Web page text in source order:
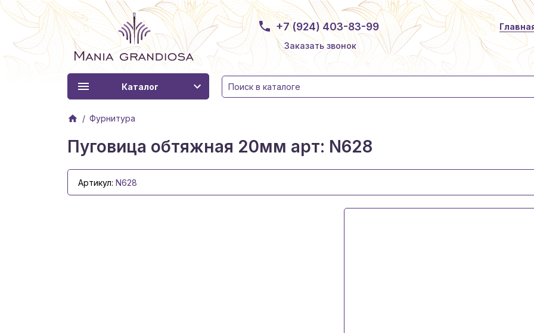
+7 (924) 403-83-99
Заказать звонок
Каталог
Фурнитура
Пуговица обтяжная 20мм арт: N628
Артикул: N628